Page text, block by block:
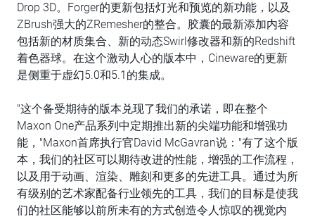
Drop 3D。Forger的更新包括灯光和预览的新功能，以及
ZBrush强大的ZRemesher的整合。胶囊的最新添加内容
包括新的材质集合、新的动态Swirl修改器和新的Redshift
着色器球。在这个激动人心的版本中，Cineware的更新
是侧重于虚幻5.0和5.1的集成。
"这个备受期待的版本兑现了我们的承诺，即在整个
Maxon One产品系列中定期推出新的尖端功能和增强功
能，"Maxon首席执行官David McGavran说："有了这个版
本，我们的社区可以期待改进的性能，增强的工作流程，
以及用于动画、渲染、雕刻和更多的先进工具。通过为所
有级别的艺术家配备行业领先的工具，我们的目标是使我
们的社区能够以前所未有的方式创造令人惊叹的视觉内